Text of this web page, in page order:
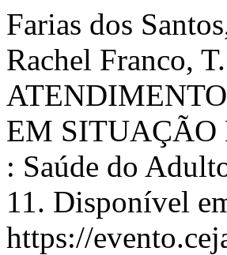
Farias dos
Rachel Franco,
EM SITUAÇÃO
: Saúde do
11. Disponível
https://